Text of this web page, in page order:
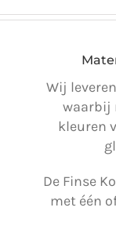
Wij
waarbij
kleuren
De Finse
met één